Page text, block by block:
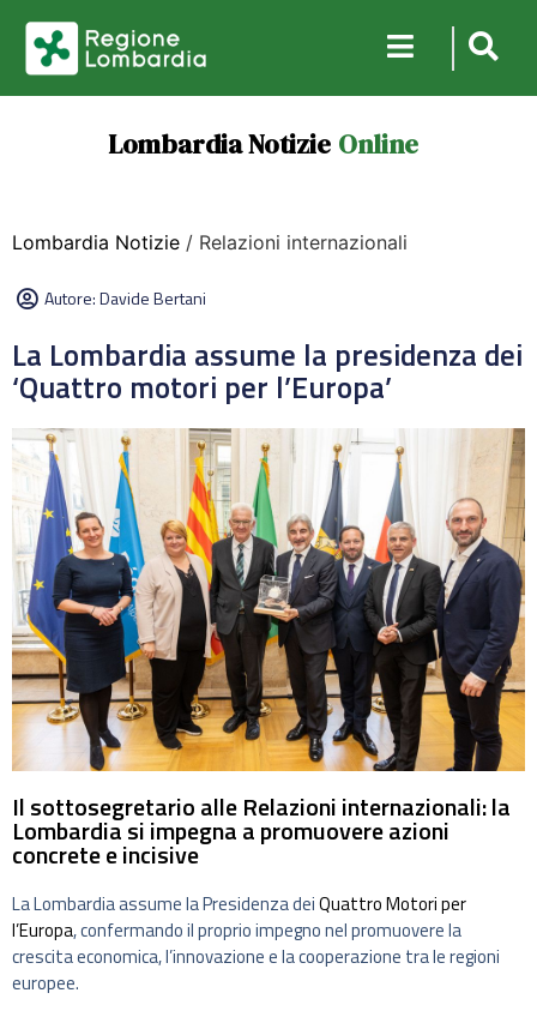
Lombardia Notizie Online
Lombardia Notizie / Relazioni internazionali
Autore:Davide Bertani
La Lombardia assume la presidenza dei
‘Quattro motori per l’Europa’
Il sottosegretario alle Relazioni internazionali: la
Lombardia si impegna a promuovere azioni
concrete e incisive
La Lombardia assume la Presidenza deiQuattro Motori per
l’Europa, confermando il proprio impegno nel promuovere la
crescita economica, l’innovazione e la cooperazione tra le regioni
europee.